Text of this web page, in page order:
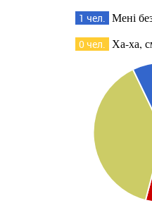
1 чел. Мені
0 чел. Ха-ха,